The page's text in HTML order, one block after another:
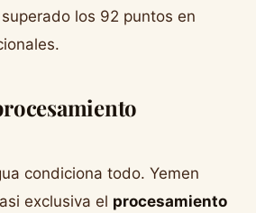
los 92 puntos en
condiciona todo. Yemen
exclusiva el procesamiento